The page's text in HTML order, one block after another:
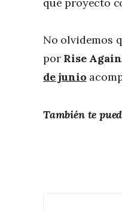
No olvidemos
por Rise
de junio
También te